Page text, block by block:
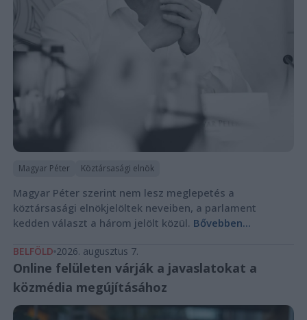
Magyar Péter Köztársasági elnök
Magyar Péter szerint nem lesz meglepetés a
köztársasági elnökjelöltek neveiben, a parlament
kedden választ a három jelölt közül. Bővebben...
BELFÖLD 2026. augusztus 7.
Online felületen várják a javaslatokat a
közmédia megújításához